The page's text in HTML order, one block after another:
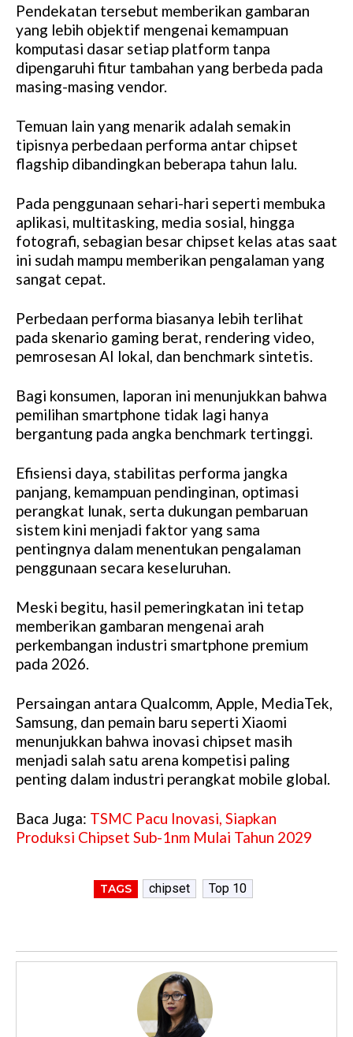
Pendekatan tersebut memberikan gambaran
yang lebih objektif mengenai kemampuan
komputasi dasar setiap platform tanpa
dipengaruhi fitur tambahan yang berbeda pada
masing-masing vendor.
Temuan lain yang menarik adalah semakin
tipisnya perbedaan performa antar chipset
flagship dibandingkan beberapa tahun lalu.
Pada penggunaan sehari-hari seperti membuka
aplikasi, multitasking, media sosial, hingga
fotografi, sebagian besar chipset kelas atas saat
ini sudah mampu memberikan pengalaman yang
sangat cepat.
Perbedaan performa biasanya lebih terlihat
pada skenario gaming berat, rendering video,
pemrosesan AI lokal, dan benchmark sintetis.
Bagi konsumen, laporan ini menunjukkan bahwa
pemilihan smartphone tidak lagi hanya
bergantung pada angka benchmark tertinggi.
Efisiensi daya, stabilitas performa jangka
panjang, kemampuan pendinginan, optimasi
perangkat lunak, serta dukungan pembaruan
sistem kini menjadi faktor yang sama
pentingnya dalam menentukan pengalaman
penggunaan secara keseluruhan.
Meski begitu, hasil pemeringkatan ini tetap
memberikan gambaran mengenai arah
perkembangan industri smartphone premium
pada 2026.
Persaingan antara Qualcomm, Apple, MediaTek,
Samsung, dan pemain baru seperti Xiaomi
menunjukkan bahwa inovasi chipset masih
menjadi salah satu arena kompetisi paling
penting dalam industri perangkat mobile global.
Baca Juga: TSMC Pacu Inovasi, Siapkan
Produksi Chipset Sub-1nm Mulai Tahun 2029
TAGS chipset Top 10